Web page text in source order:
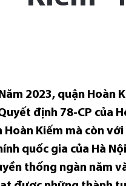
2023, quận Hoàn
định 78-CP của
Hoàn Kiếm mà còn
quốc gia của Hà
thống ngàn năm